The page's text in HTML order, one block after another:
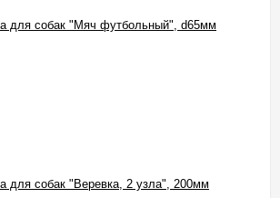
для собак "Мяч футбольный", d65мм
для собак "Веревка, 2 узла", 200мм